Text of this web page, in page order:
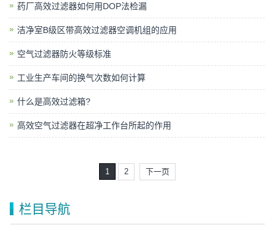
药厂高效过滤器如何用DOP法检漏
洁净室B级区带高效过滤器空调机组的应用
空气过滤器防火等级标准
工业生产车间的换气次数如何计算
什么是高效过滤箱?
高效空气过滤器在超净工作台所起的作用
1 2 下一页
栏目导航